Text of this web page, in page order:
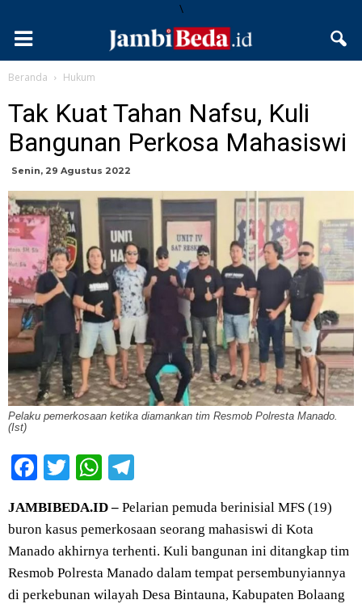
\
Beranda Hukum
Tak Kuat Tahan Nafsu, Kuli
Bangunan Perkosa Mahasiswi
Senin, 29 Agustus 2022
Pelaku pemerkosaan ketika diamankan tim Resmob Polresta Manado.
(Ist)
Facebook
TwitterWhatsApp
JAMBIBEDA.ID – Pelarian pemuda berinisial MFS (19)
buron kasus pemerkosaan seorang mahasiswi di Kota
Manado akhirnya terhenti. Kuli bangunan ini ditangkap tim
Resmob Polresta Manado dalam tempat persembunyiannya
di perkebunan wilayah Desa Bintauna, Kabupaten Bolaang